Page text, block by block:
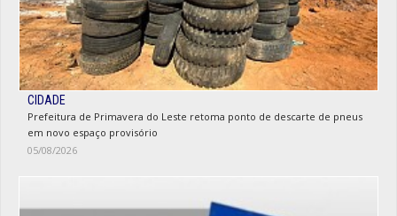
CIDADE
Prefeitura de Primavera do Leste retoma ponto de descarte de pneus
em novo espaço provisório
05/08/2026